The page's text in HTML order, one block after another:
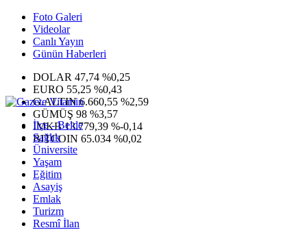
Foto Galeri
Videolar
Canlı Yayın
Günün Haberleri
DOLAR 47,74 %0,25
EURO 55,25 %0,43
G.ALTIN6.660,55 %2,59
GÜMÜŞ 98 %3,57
IMKB13.779,39 %-0,14
BITCOIN 65.034 %0,02
İlçe - Belde
Sağlık
Üniversite
Yaşam
Eğitim
Asayiş
Emlak
Turizm
Resmî İlan